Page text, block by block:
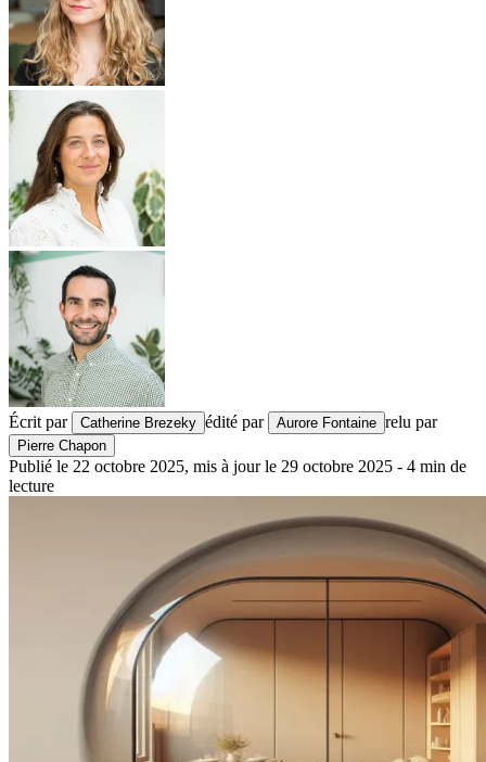
Écrit par Catherine Brezeky édité par Aurore Fontaine relu par
Pierre Chapon
Publié le 22 octobre 2025, mis à jour le 29 octobre 2025 - 4 min de
lecture